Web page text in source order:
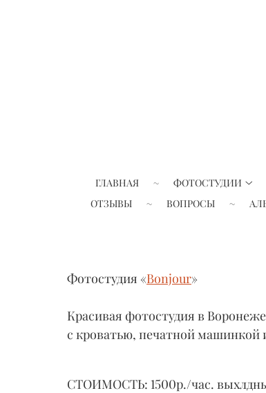
ГЛАВНАЯ ФОТОСТУДИИ
ОТЗЫВЫ
ВОПРОСЫ
Фотостудия «Bonjour»
Красивая фотостудия в
с кроватью, печатной машинкой
СТОИМОСТЬ: 1500р./час.